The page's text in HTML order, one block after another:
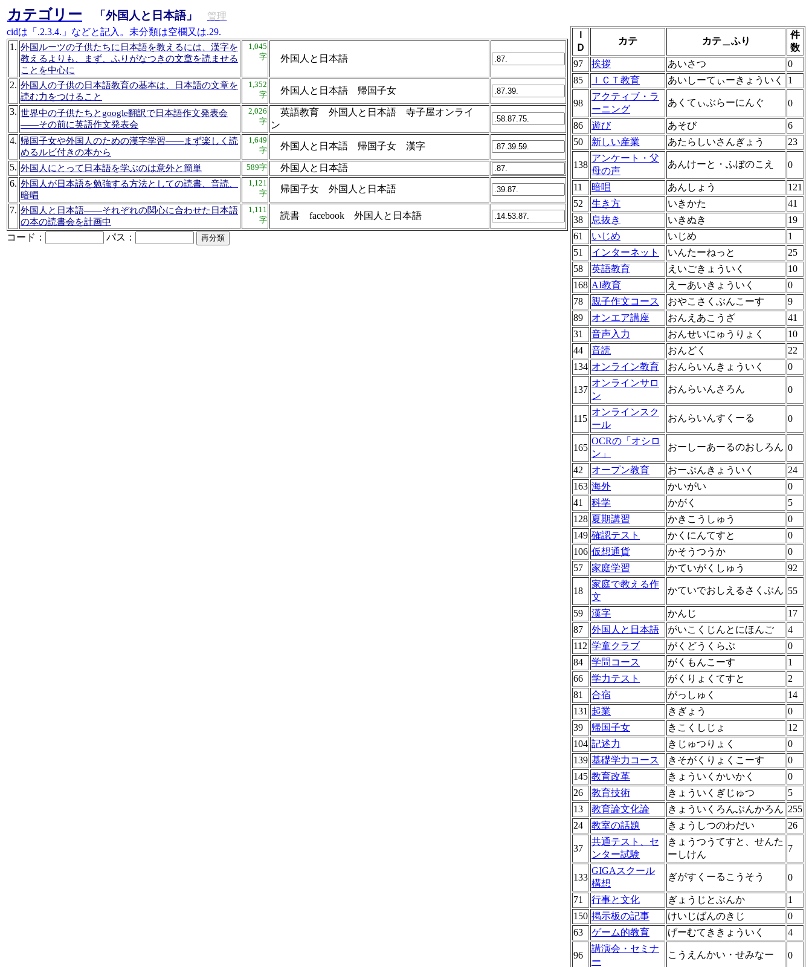
カテゴリー 「外国人と日本語」
管理
cidは「.2.3.4.」などと記入。未分類は空欄又は.29.
1. 外国ルーツの子供たちに日本語を教えるには、漢字を
教えるよりも、まず、ふりがなつきの文章を読ませる
ことを中心に
1,045
字
外国人と日本語
2. 外国人の子供の日本語教育の基本は、日本語の文章を
読む力をつけること
1,352
字
外国人と日本語 帰国子女
3. 世界中の子供たちとgoogle翻訳で日本語作文発表会
――その前に英語作文発表会
2,026
字
英語教育 外国人と日本語 寺子屋オンライ
ン
4. 帰国子女や外国人のための漢字学習――まず楽しく読
めるルビ付きの本から
1,649
字
外国人と日本語 帰国子女 漢字
5. 外国人にとって日本語を学ぶのは意外と簡単 589字
外国人と日本語
6. 外国人が日本語を勉強する方法としての読書、音読、
暗唱
1,121
字
帰国子女 外国人と日本語
7. 外国人と日本語――それぞれの関心に合わせた日本語
の本の読書会を計画中
1,111
字
読書 facebook 外国人と日本語
コード： パス：
Ｉ
Ｄ
カテ カテ＿ふり
件
数
97
挨拶 あいさつ
0
85
ＩＣＴ教育 あいしーてぃーきょういく 1
98
アクティブ・ラ
ーニング
あくてぃぶらーにんぐ 0
86 遊び あそび
6
50
新しい産業 あたらしいさんぎょう 23
138
アンケート・父
母の声
あんけーと・ふぼのこえ 0
11 暗唱 あんしょう
121
52
生き方 いきかた
41
38
息抜き いきぬき
19
61
いじめ いじめ
1
51
インターネット いんたーねっと
25
58
英語教育 えいごきょういく
10
168 AI教育 えーあいきょういく
0
78
親子作文コース おやこさくぶんこーす
9
89
オンエア講座 おんえあこうざ
41
31
音声入力 おんせいにゅうりょく
10
44
音読 おんどく
22
134 オンライン教育 おんらいんきょういく 0
137
オンラインサロ
ン
おんらいんさろん 0
115
オンラインスク
ール
おんらいんすくーる 0
165
OCRの「オシロ
ン」
おーしーあーるのおしろん 0
42 オープン教育 おーぷんきょういく
24
163 海外 かいがい
0
41
科学 かがく
5
128 夏期講習 かきこうしゅう
0
149 確認テスト かくにんてすと
0
106 仮想通貨 かそうつうか
0
57
家庭学習 かていがくしゅう 92
18
家庭で教える作
文
かていでおしえるさくぶん 55
59 漢字 かんじ
17
87
外国人と日本語 がいこくじんとにほんご
4
112 学童クラブ がくどうくらぶ
0
84
学問コース がくもんこーす
1
66
学力テスト がくりょくてすと
2
81
合宿 がっしゅく
14
131 起業 きぎょう
0
39
帰国子女 きこくしじょ
12
104 記述力 きじゅつりょく
0
139 基礎学力コース きそがくりょくこーす
0
145 教育改革 きょういくかいかく
0
26
教育技術 きょういくぎじゅつ
5
13
教育論文化論 きょういくろんぶんかろん 255
24
教室の話題 きょうしつのわだい 26
37
共通テスト、セ
ンター試験
きょうつうてすと、せんた
ーしけん
7
133
GIGAスクール
構想
ぎがすくーるこうそう 0
71 行事と文化 ぎょうじとぶんか
1
150 掲示板の記事 けいじばんのきじ
0
63
ゲーム的教育 げーむてききょういく 4
96
講演会・セミナ
ー
こうえんかい・せみなー 0